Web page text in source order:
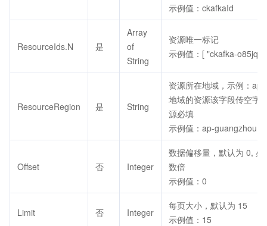
示例值：ckafkaId
ResourceIds.N 是
Array
of
String
资源唯一标记
示例值：[ "ckafka-
ResourceRegion 是 String
资源所在地域，示例：
地域的资源该字段传空字
源必填
示例值：ap-guangzhou
Offset 否 Integer
数据偏移量，默认为 0,
数倍
示例值：0
Limit 否 Integer
每页大小，默认为 15
示例值：15